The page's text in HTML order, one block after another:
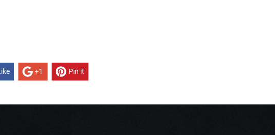
+1 Pin it